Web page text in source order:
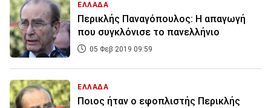
ΕΛΛΑΔΑ
Περικλής Παναγόπουλος: Η απαγωγή
που συγκλόνισε το πανελλήνιο
05 Φεβ 2019 09:59
ΕΛΛΑΔΑ
Ποιος ήταν ο εφοπλιστής Περικλής